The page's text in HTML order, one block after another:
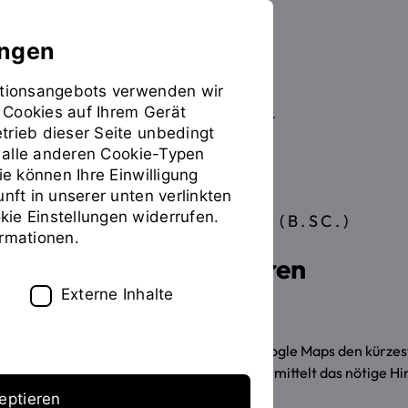
Sie
befinden
sich
auf
der
Seite
"Detailansicht"
Studieren Studiengangübersicht
INHALT
BACHELOR OF SCIENCE (B.SC.)
Mathematik studieren
Mathematik ist überall: Wie findet Google Maps den
Kamera? Das Mathematikstudium vermittelt das nötige
verwenden wir
auf Ihrem Gerät
dieser Seite unbedingt
anderen Cookie-Typen
können Ihre Einwilligung
in unserer unten verlinkten
Einstellungen widerrufen.
Externe Inhalte